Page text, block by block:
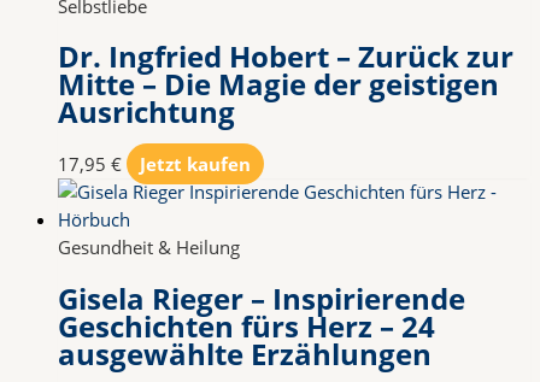
Selbstliebe
Dr. Ingfried Hobert – Zurück zur
Mitte – Die Magie der geistigen
Ausrichtung
17,95 € Jetzt kaufen
Gesundheit & Heilung
Gisela Rieger – Inspirierende
Geschichten fürs Herz – 24
ausgewählte Erzählungen